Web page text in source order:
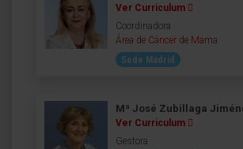
Ver Curriculum
Coordinadora
Área de Cáncer de Mama
Sede Madrid
Mª José Zubillaga
Ver Curriculum
Gestora